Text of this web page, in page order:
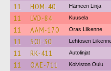
11 HOM-40 Hämeen Linja
11 LVD-84 Kuusela
11 AAM-170 Oras Liikenne
11 SOI-30 Lehtosen
11 RK-411 Autolinjat
11 OAE-711 Koiviston Oulu